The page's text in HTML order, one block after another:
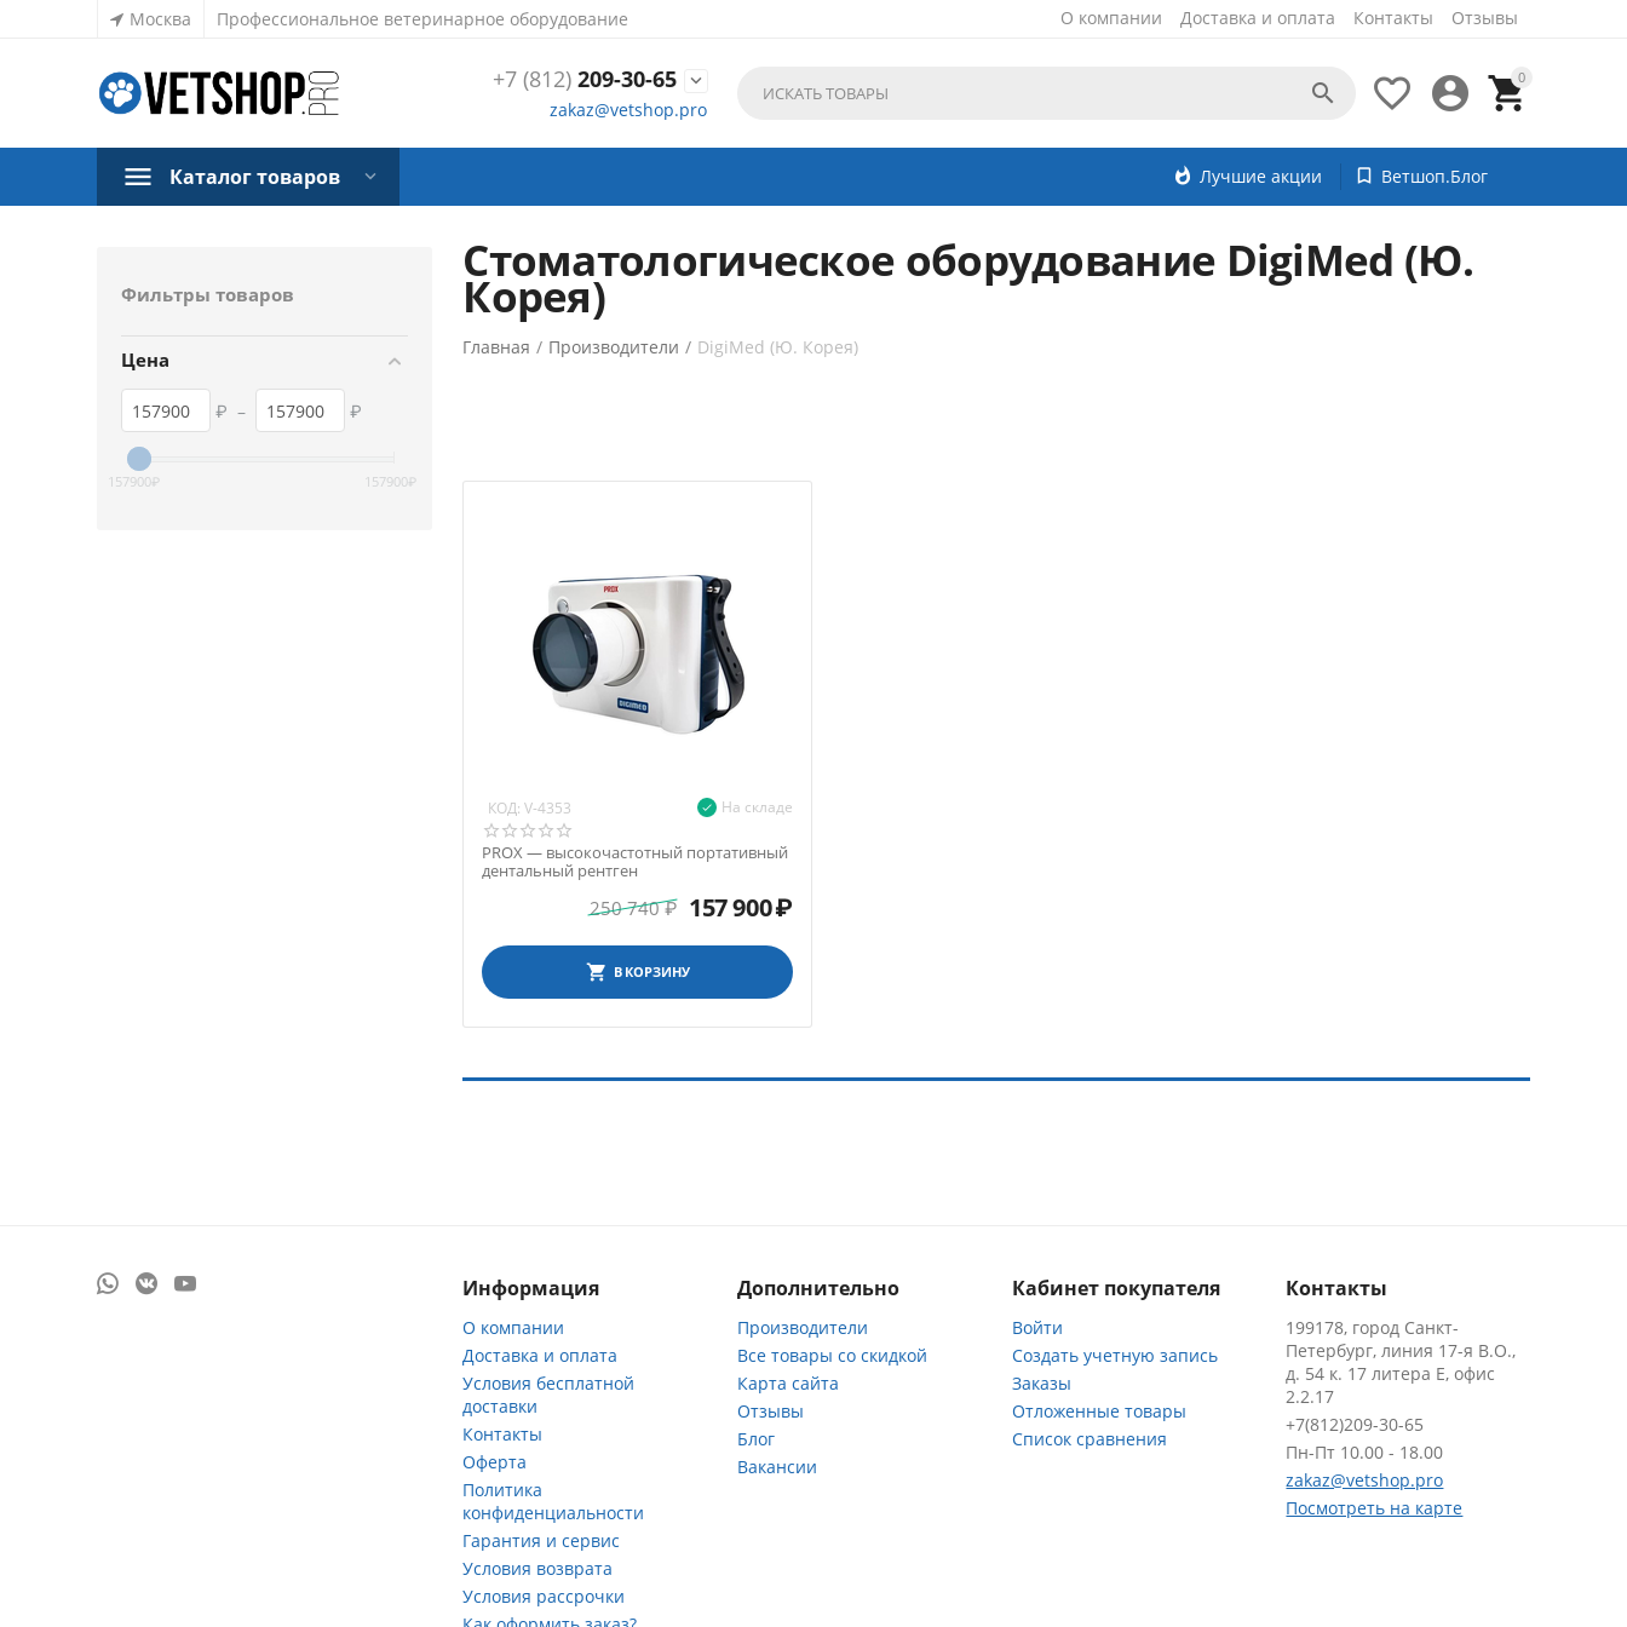
Москва Профессиональное ветеринарное оборудование О компании Доставка и оплата Контакты Отзывы
+7 (812)209-30-65 
zakaz@vetshop.pro
0




Каталог товаров whatshot Лучшие акции bookmark_border Ветшоп.Блог
Фильтры товаров
Цена
₽ – ₽
157900₽ 157900₽
Стоматологическое оборудование DigiMed (Ю.
Корея)
Главная / Производители / DigiMed (Ю. Корея)
КОД: V-4353 На складе
PROX — высокочастотный портативный
дентальный рентген
250 740 ₽ 157 900₽
В КОРЗИНУ
Информация
О компании
Доставка и оплата
Условия бесплатной
доставки
Контакты
Оферта
Политика
конфиденциальности
Гарантия и сервис
Условия возврата
Условия рассрочки
Дополнительно
Производители
Все товары со скидкой
Карта сайта
Отзывы
Блог
Вакансии
Кабинет покупателя
Войти
Создать учетную запись
Заказы
Отложенные товары
Список сравнения
Контакты
199178, город Санкт-
Петербург, линия 17-я В.О.,
д. 54 к. 17 литера Е, офис
2.2.17
+7(812)209-30-65
Пн-Пт 10.00 - 18.00
zakaz@vetshop.pro
Посмотреть на карте